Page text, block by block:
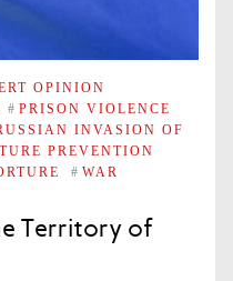
OPINION
# PRISON VIOLENCE
INVASION OF
PREVENTION
# WAR
Territory of